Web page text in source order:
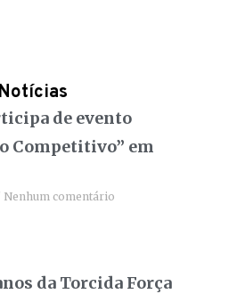
de evento
Competitivo” em
Nenhum comentário
da Torcida Força